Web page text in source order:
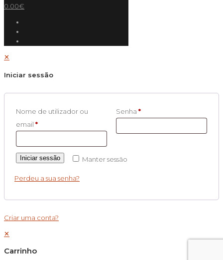
0.00€
✕
Iniciar sessão
Nome de utilizador ou
email *
Senha *
Manter sessão
Iniciar sessão
Perdeu a sua senha?
Criar uma conta?
✕
Carrinho